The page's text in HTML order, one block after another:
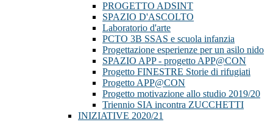
PROGETTO ADSINT
SPAZIO D'ASCOLTO
Laboratorio d'arte
PCTO 3B SSAS e scuola infanzia
Progettazione esperienze per un asilo nido
SPAZIO APP - progetto APP@CON
Progetto FINESTRE Storie di rifugiati
Progetto APP@CON
Progetto motivazione allo studio 2019/20
Triennio SIA incontra ZUCCHETTI
INIZIATIVE 2020/21